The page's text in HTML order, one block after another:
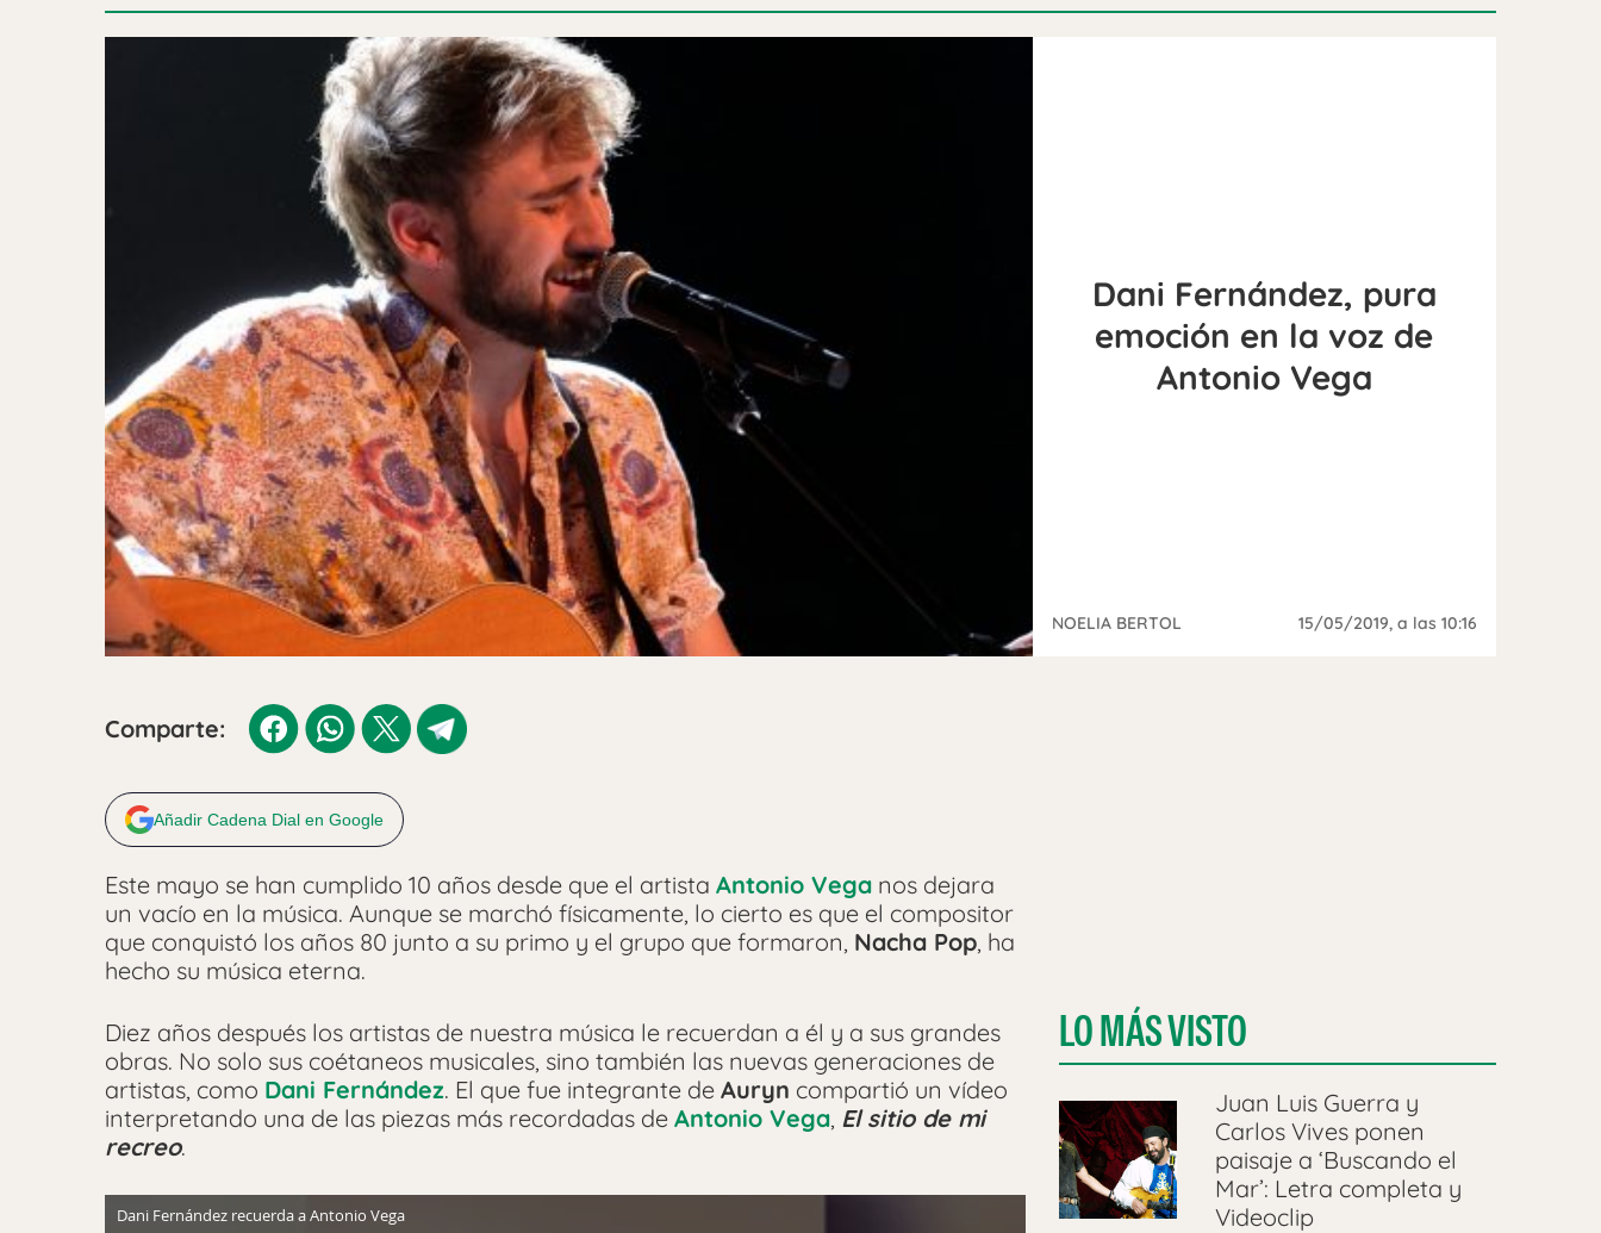
Dani Fernández, pura
emoción en la voz de
Antonio Vega
NOELIA BERTOL 15/05/2019, a las 10:16
Comparte:
Añadir Cadena Dial en Google
Este mayo se han cumplido 10 años desde que el artista Antonio Vega nos dejara
un vacío en la música. Aunque se marchó físicamente, lo cierto es que el compositor
que conquistó los años 80 junto a su primo y el grupo que formaron, Nacha Pop, ha
hecho su música eterna.
Diez años después los artistas de nuestra música le recuerdan a él y a sus grandes
obras. No solo sus coétaneos musicales, sino también las nuevas generaciones de
artistas, como Dani Fernández. El que fue integrante de Auryn compartió un vídeo
interpretando una de las piezas más recordadas de Antonio Vega, El sitio de mi
recreo.
Dani Fernández recuerda a Antonio Vega
LO MÁS VISTO
Juan Luis Guerra y
Carlos Vives ponen
paisaje a ‘Buscando el
Mar’: Letra completa y
Videoclip